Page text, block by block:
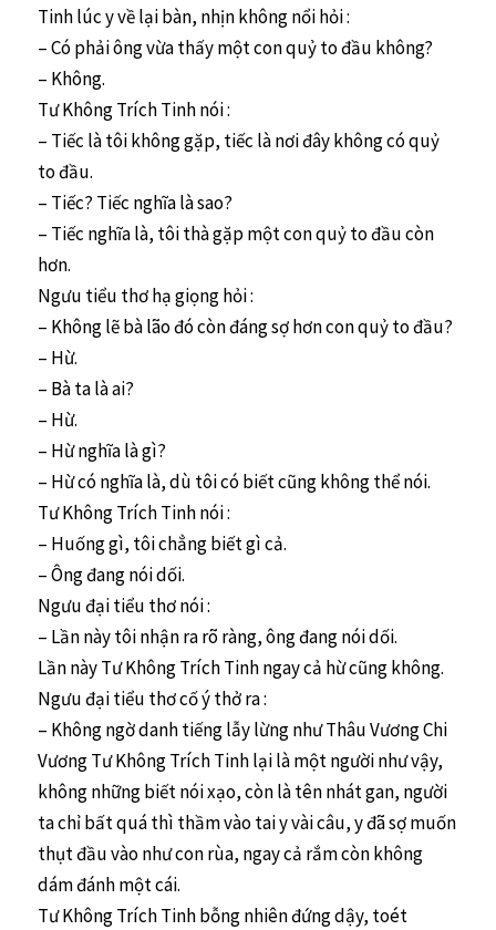
Tinh lúc y về lại bàn, nhịn không nổi hỏi :
– Có phải ông vừa thấy một con quỷ to đầu không?
– Không.
Tư Không Trích Tinh nói :
– Tiếc là tôi không gặp, tiếc là nơi đây không có quỷ
to đầu.
– Tiếc? Tiếc nghĩa là sao?
– Tiếc nghĩa là, tôi thà gặp một con quỷ to đầu còn
hơn.
Ngưu tiểu thơ hạ giọng hỏi :
– Không lẽ bà lão đó còn đáng sợ hơn con quỷ to đầu?
– Hừ.
– Bà ta là ai?
– Hừ.
– Hừ nghĩa là gì?
– Hừ có nghĩa là, dù tôi có biết cũng không thể nói.
Tư Không Trích Tinh nói :
– Huống gì, tôi chẳng biết gì cả.
– Ông đang nói dối.
Ngưu đại tiểu thơ nói :
– Lần này tôi nhận ra rõ ràng, ông đang nói dối.
Lần này Tư Không Trích Tinh ngay cả hừ cũng không.
Ngưu đại tiểu thơ cố ý thở ra :
– Không ngờ danh tiếng lẫy lừng như Thâu Vương Chi
Vương Tư Không Trích Tinh lại là một người như vậy,
không những biết nói xạo, còn là tên nhát gan, người
ta chỉ bất quá thì thầm vào tai y vài câu, y đã sợ muốn
thụt đầu vào như con rùa, ngay cả rắm còn không
dám đánh một cái.
Tư Không Trích Tinh bỗng nhiên đứng dậy, toét